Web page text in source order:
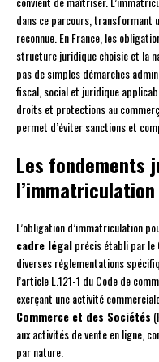
dans ce parcours, transformant
reconnue. En France, les
structure juridique choisie et la
pas de simples démarches
fiscal, social et juridique
droits et protections au
permet d’éviter sanctions et
Les fondements
L’obligation d’immatriculation
cadre légalprécis établi par le
diverses réglementations
l’article L.121-1 du Code de
exerçant une activité
Commerce et des Sociétés
aux activités de vente en ligne,
par nature.